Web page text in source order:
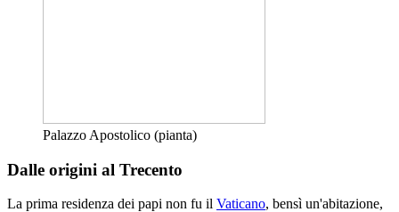
Palazzo Apostolico (pianta)
Dalle origini al Trecento
La prima residenza dei papi non fu il Vaticano, bensì un'abitazione,